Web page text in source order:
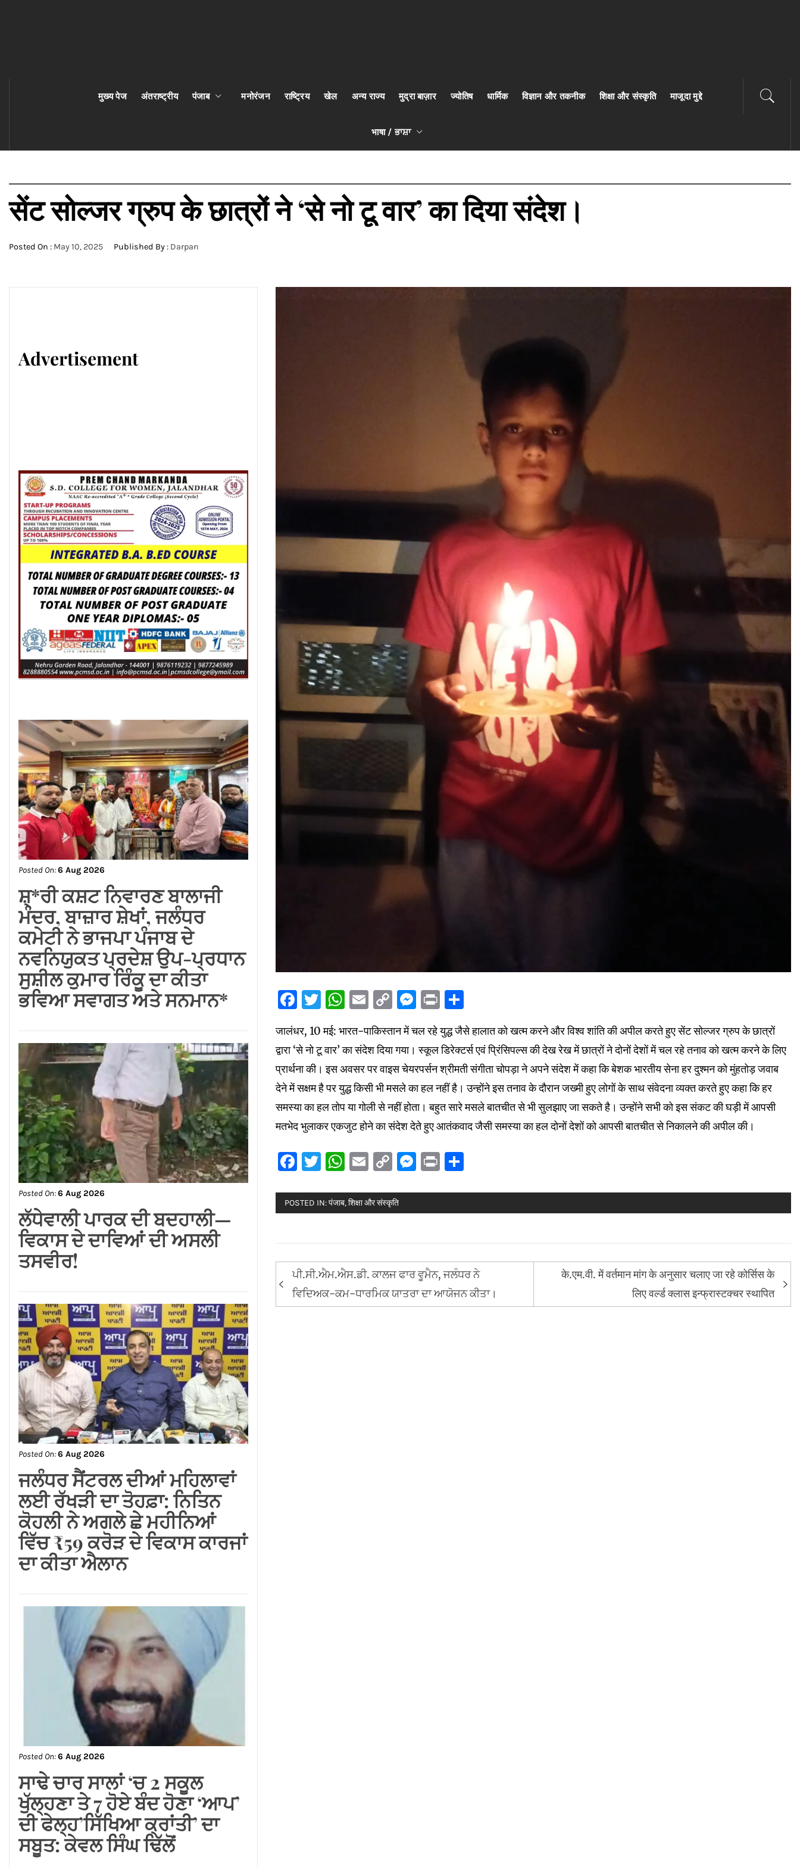
मुख्य पेज अंतराष्ट्रीय पंजाब मनोरंजन राष्ट्रिय खेल अन्य राज्य मुद्रा बाज़ार ज्योतिष धार्मिक विज्ञान और तकनीक शिक्षा और संस्कृति माजूदा मुद्दे
भाषा / ਭਾਸ਼ਾ
सेंट सोल्जर ग्रुप के छात्रों ने ‘से नो टू वार’ का दिया संदेश।
Posted On : May 10, 2025 Published By : Darpan
Facebook
Twitter
WhatsApp
Email
CopyMessenger
Print
जालंधर, 10 मई: भारत-पाकिस्तान में चल रहे युद्ध जैसे हालात को खत्म करने और विश्व शांति की अपील करते हुए सेंट सोल्जर ग्रुप के छात्रों
द्वारा ‘से नो टू वार’ का संदेश दिया गया। स्कूल डिरेक्टर्स एवं प्रिंसिपल्स की देख रेख में छात्रों ने दोनों देशों में चल रहे तनाव को खत्म करने के लिए
प्रार्थना की। इस अवसर पर वाइस चेयरपर्सन श्रीमती संगीता चोपड़ा ने अपने संदेश में कहा कि बेशक भारतीय सेना हर दुश्मन को मुंहतोड़ जवाब
देने में सक्षम है पर युद्ध किसी भी मसले का हल नहीं है। उन्होंने इस तनाव के दौरान जख्मी हुए लोगों के साथ संवेदना व्यक्त करते हुए कहा कि हर
समस्या का हल तोप या गोली से नहीं होता। बहुत सारे मसले बातचीत से भी सुलझाए जा सकते है। उन्होंने सभी को इस संकट की घड़ी में आपसी
मतभेद भुलाकर एकजुट होने का संदेश देते हुए आतंकवाद जैसी समस्या का हल दोनों देशों को आपसी बातचीत से निकालने की अपील की।
Facebook
Twitter
WhatsApp
Email
CopyMessenger
Print
POSTED IN:पंजाब,शिक्षा और संस्कृति
Post
navigation
ਪੀ.ਸੀ.ਐਮ.ਐਸ.ਡੀ. ਕਾਲਜ ਫਾਰ ਵੂਮੈਨ, ਜਲੰਧਰ ਨੇ
ਵਿਦਿਅਕ-ਕਮ-ਧਾਰਮਿਕ ਯਾਤਰਾ ਦਾ ਆਯੋਜਨ ਕੀਤਾ।
के.एम.वी. में वर्तमान मांग के अनुसार चलाए जा रहे कोर्सिस के
लिए वर्ल्ड क्लास इन्फ्रास्टक्चर स्थापित
Advertisement
Posted On:6 Aug 2026
ਸ਼੍*ਰੀ ਕਸ਼ਟ ਨਿਵਾਰਣ ਬਾਲਾਜੀ
ਕਮੇਟੀ ਨੇ ਭਾਜਪਾ ਪੰਜਾਬ ਦੇ
ਨਵਨਿਯੁਕਤ ਪ੍ਰਦੇਸ਼ ਉਪ-ਪ੍ਰਧਾਨ
ਸੁਸ਼ੀਲ ਕੁਮਾਰ ਰਿੰਕੂ ਦਾ ਕੀਤਾ
ਭਵਿਆ ਸਵਾਗਤ ਅਤੇ ਸਨਮਾਨ*
Posted On:6 Aug 2026
ਵਿਕਾਸ ਦੇ ਦਾਵਿਆਂ ਦੀ ਅਸਲੀ
ਤਸਵੀਰ!
Posted On:6 Aug 2026
ਜਲੰਧਰ ਸੈਂਟਰਲ ਦੀਆਂ ਮਹਿਲਾਵਾਂ